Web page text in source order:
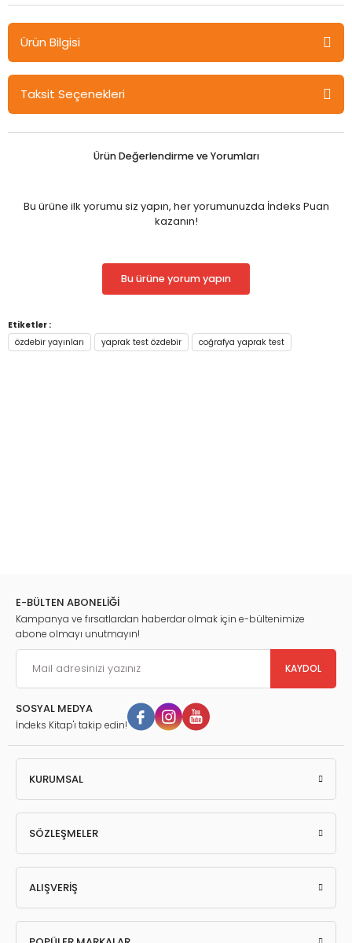
Ürün Bilgisi
Özdebir 9. Sınıf Coğrafya Yaprak Test Özdebir Yayınları
Taksit Seçenekleri
Ürün Değerlendirme ve Yorumları
Bu ürüne ilk yorumu siz yapın, her yorumunuzda İndeks Puan
kazanın!
Bu ürüne yorum yapın
Etiketler :
özdebir yayınları
yaprak test özdebir coğrafya yaprak test
E-BÜLTEN ABONELİĞİ
Kampanya ve fırsatlardan haberdar olmak için e-bültenimize
abone olmayı unutmayın!
KAYDOL
SOSYAL MEDYA
İndeks Kitap'ı takip edin!
KURUMSAL
SÖZLEŞMELER
ALIŞVERİŞ